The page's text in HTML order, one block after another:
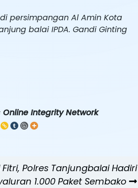
persimpangan Al Amin Kota
balai IPDA. Gandi Ginting
Integrity Network
Polres Tanjungbalai Hadiri
1.000 Paket Sembako